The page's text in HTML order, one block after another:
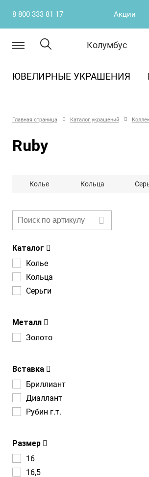
8 800 333 81 17 Акции
Колумбус
ЮВЕЛИРНЫЕ УКРАШЕНИЯ
Главная страница Каталог украшений
Ruby
Колье Кольца
Каталог
Колье
Кольца
Серьги
Металл
Золото
Вставка
Бриллиант
Диаллант
Рубин г.т.
Размер
16
16,5